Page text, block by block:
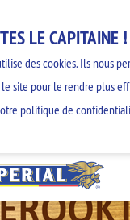
LE CAPITAINE !
des cookies. Ils nous
site pour le rendre plus
politique de